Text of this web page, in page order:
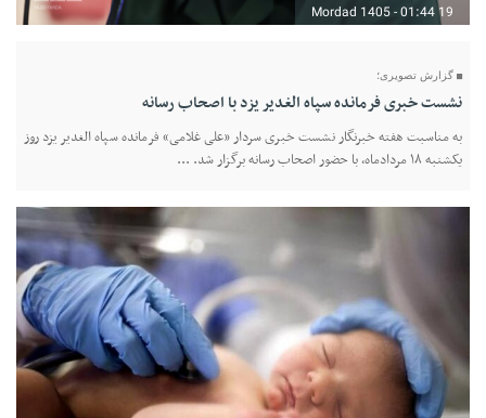
19 Mordad 1405 - 01:44
گزارش تصویری؛
نشست خبری فرمانده سپاه الغدیر یزد با اصحاب رسانه
به مناسبت هفته خبرنگار نشست خبری سردار «علی غلامی» فرمانده سپاه الغدیر یزد روز
یکشنبه ۱۸ مردادماه، با حضور اصحاب رسانه برگزار شد. ...